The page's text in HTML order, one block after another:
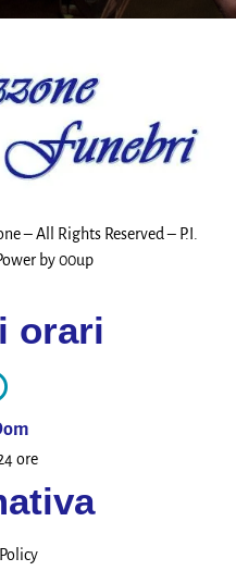
– All Rights Reserved – P.I.
by00up
orari
ore